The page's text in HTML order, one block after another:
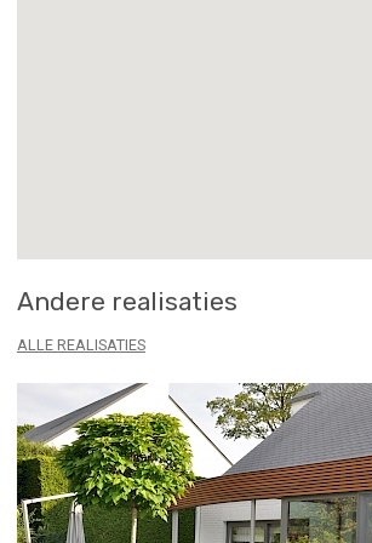
Andere realisaties
ALLE REALISATIES